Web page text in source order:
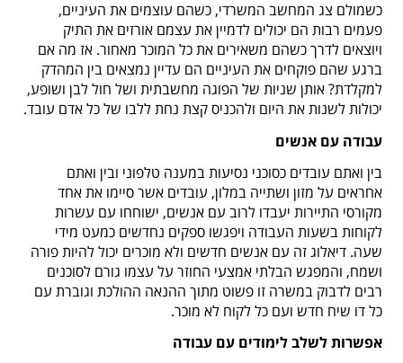
כשמולם צג המחשב המשרדי, כשהם עוצמים את העיניים,
פעמים רבות הם יכולים לדמיין את עצמם אורזים את התיק
ויוצאים לדרך כשהם משאירים את כל המוכר מאחור. אז מה אם
ברגע שהם פוקחים את העיניים הם עדיין נמצאים בין המהדק
למקלדת? אותן שניות של הפוגה מחשבתית ושל חול לבן ושופע,
יכולות לשנות את היום ולהכניס קצת נחת ללבו של כל אדם עובד.
עבודה עם אנשים
בין ואתם עובדים כסוכני נסיעות במענה טלפוני ובין ואתם
אחראים על מזון ושתייה במלון, עובדים אשר סיימו את אחד
מקורסי התיירות יעבדו לרוב עם אנשים, ישוחחו עם עשרות
לקוחות בשעות העבודה ויפגשו ספקים נחדשים כמעט מידי
שעה. דיאלוג זה עם אנשים חדשים ולא מוכרים יכול להיות פורה
ושמח, והמפגש הבלתי אמצעי החוזר על עצמו גורם לסוכנים
רבים לדבוק במשרה זו פשוט מתוך ההנאה ההולכת וגוברת עם
כל דו שיח חדש ועם כל לקוח לא מוכר.
אפשרות לשלב לימודים עם עבודה